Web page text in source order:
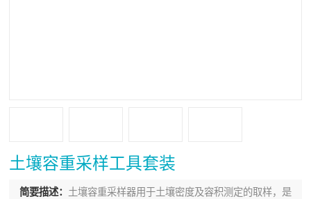
土壤容重采样工具套装
简要描述： 土壤容重采样器用于土壤密度及容积测定的取样，是